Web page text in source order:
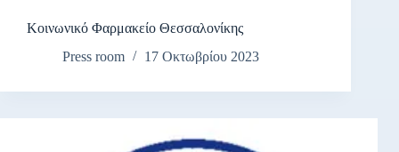
Κοινωνικό Φαρμακείο Θεσσαλονίκης
Press room
17 Οκτωβρίου 2023